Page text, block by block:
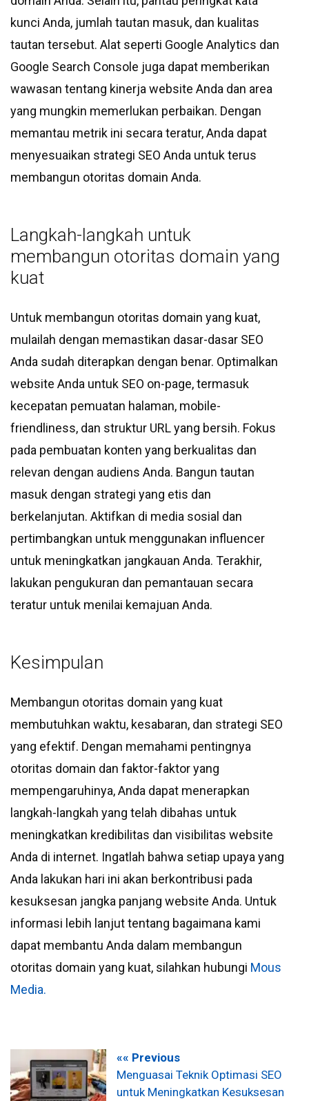
kunci Anda, jumlah tautan masuk, dan kualitas
tautan tersebut. Alat seperti Google Analytics dan
Google Search Console juga dapat memberikan
wawasan tentang kinerja website Anda dan area
yang mungkin memerlukan perbaikan. Dengan
memantau metrik ini secara teratur, Anda dapat
menyesuaikan strategi SEO Anda untuk terus
membangun otoritas domain Anda.
Langkah-langkah untuk
membangun otoritas domain yang
kuat
Untuk membangun otoritas domain yang kuat,
mulailah dengan memastikan dasar-dasar SEO
Anda sudah diterapkan dengan benar. Optimalkan
website Anda untuk SEO on-page, termasuk
kecepatan pemuatan halaman, mobile-
friendliness, dan struktur URL yang bersih. Fokus
pada pembuatan konten yang berkualitas dan
relevan dengan audiens Anda. Bangun tautan
masuk dengan strategi yang etis dan
berkelanjutan. Aktifkan di media sosial dan
pertimbangkan untuk menggunakan influencer
untuk meningkatkan jangkauan Anda. Terakhir,
lakukan pengukuran dan pemantauan secara
teratur untuk menilai kemajuan Anda.
Kesimpulan
Membangun otoritas domain yang kuat
membutuhkan waktu, kesabaran, dan strategi SEO
yang efektif. Dengan memahami pentingnya
otoritas domain dan faktor-faktor yang
mempengaruhinya, Anda dapat menerapkan
langkah-langkah yang telah dibahas untuk
meningkatkan kredibilitas dan visibilitas website
Anda di internet. Ingatlah bahwa setiap upaya yang
Anda lakukan hari ini akan berkontribusi pada
kesuksesan jangka panjang website Anda. Untuk
informasi lebih lanjut tentang bagaimana kami
dapat membantu Anda dalam membangun
otoritas domain yang kuat, silahkan hubungi Mous
Media.
«« Previous
Menguasai Teknik Optimasi SEO
untuk Meningkatkan Kesuksesan